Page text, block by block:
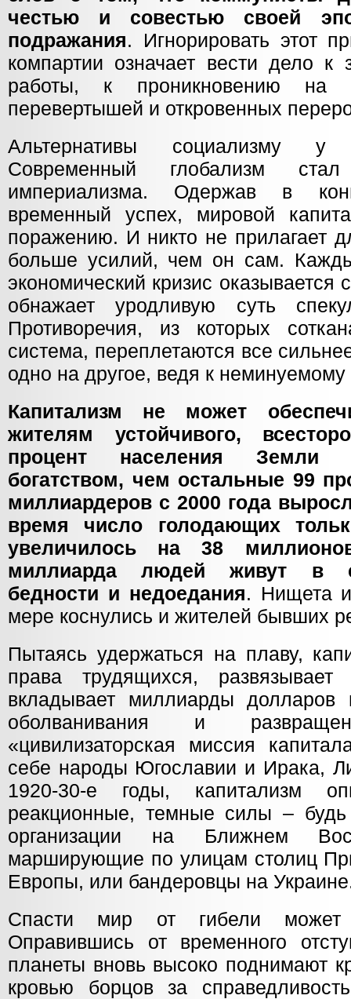
честью и совестью своей
подражания. Игнорировать этот
компартии означает вести дело к
работы, к проникновению на
перевертышей и откровенных
Альтернативы социализму у
Современный глобализм
империализма. Одержав в
временный успех, мировой
поражению. И никто не прилагает
больше усилий, чем он сам.
экономический кризис
обнажает уродливую суть
Противоречия, из которых
система, переплетаются все
одно на другое, ведя к неминуемому
Капитализм не может
жителям устойчивого,
процент населения Земли
богатством, чем остальные 99
миллиардеров с 2000 года
время число голодающих
увеличилось на 38
миллиарда людей живут в
бедности и недоедания. Нищета
мере коснулись и жителей бывших
Пытаясь удержаться на плаву,
права трудящихся, развязывает
вкладывает миллиарды долларов
оболванивания и
«цивилизаторская миссия
себе народы Югославии и Ирака,
1920-30-е годы, капитализм
реакционные, темные силы – будь
организации на Ближнем
марширующие по улицам столиц
Европы, или бандеровцы на
Спасти мир от гибели может
Оправившись от временного
планеты вновь высоко поднимают
кровью борцов за